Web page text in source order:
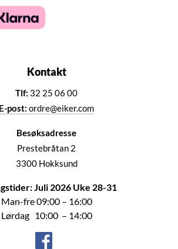
Kontakt
Tlf: 32 25 06 00
E-post: ordre@eiker.com
Besøksadresse
Prestebråtan 2
3300 Hokksund
Juli 2026 Uke 28-31
Man-fre 09:00 – 16:00
Lørdag 10:00 – 14:00